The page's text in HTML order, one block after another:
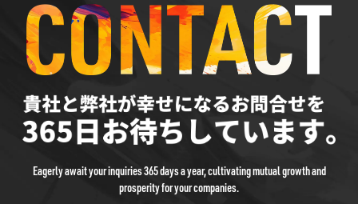
Eagerly await your inquiries 365 days a year, cultivating mutual growth and
prosperity for your companies.